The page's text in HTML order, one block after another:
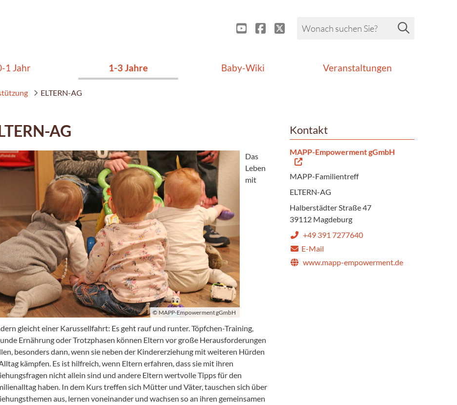
1 Jahr 1-3 Jahre Baby-Wiki Veranstaltungen
ELTERN-AG
AG
© MAPP-Empowerment gGmbH
Das
Leben
mit
gleicht einer Karussellfahrt: Es geht rauf und runter. Töpfchen-Training,
Ernährung oder Trotzphasen können Eltern vor große Herausforderungen
besonders dann, wenn sie neben der Kindererziehung mit weiteren Hürden
kämpfen. Es ist hilfreich, wenn Eltern erfahren, dass sie mit ihren
nicht allein sind und andere Eltern wertvolle Tipps für den
haben. In dem Kurs treffen sich Mütter und Väter, tauschen sich über
aus, lernen voneinander und wachsen so an ihren gemeinsamen
Kontakt
MAPP-Empowerment gGmbH
MAPP-Familientreff
ELTERN-AG
Halberstädter Straße 47
39112 Magdeburg
+49 391 7277640
E-Mail
www.mapp-empowerment.de